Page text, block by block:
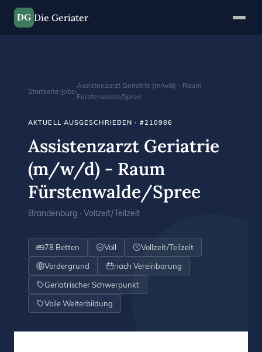
DG Die Geriater
Startseite›Jobs›
Assistenzarzt Geriatrie (m/w/d) - Raum
Fürstenwalde/Spree
AKTUELL AUSGESCHRIEBEN · #210986
Assistenzarzt Geriatrie
(m/w/d) - Raum
Fürstenwalde/Spree
Brandenburg · Vollzeit/Teilzeit
78 Betten Voll
Vollzeit/Teilzeit
Vordergrund
nach Vereinbarung
Geriatrischer Schwerpunkt
Volle Weiterbildung